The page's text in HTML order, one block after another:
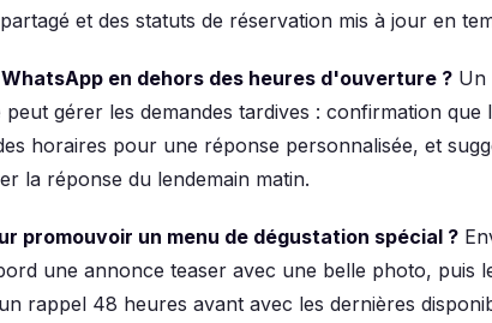
et des statuts de réservation mis à jour en
en dehors des heures d'ouverture ? Un
peut gérer les demandes tardives : confirmation que
horaires pour une réponse personnalisée, et
la réponse du lendemain matin.
promouvoir un menu de dégustation spécial ?
une annonce teaser avec une belle photo, puis
rappel 48 heures avant avec les dernières